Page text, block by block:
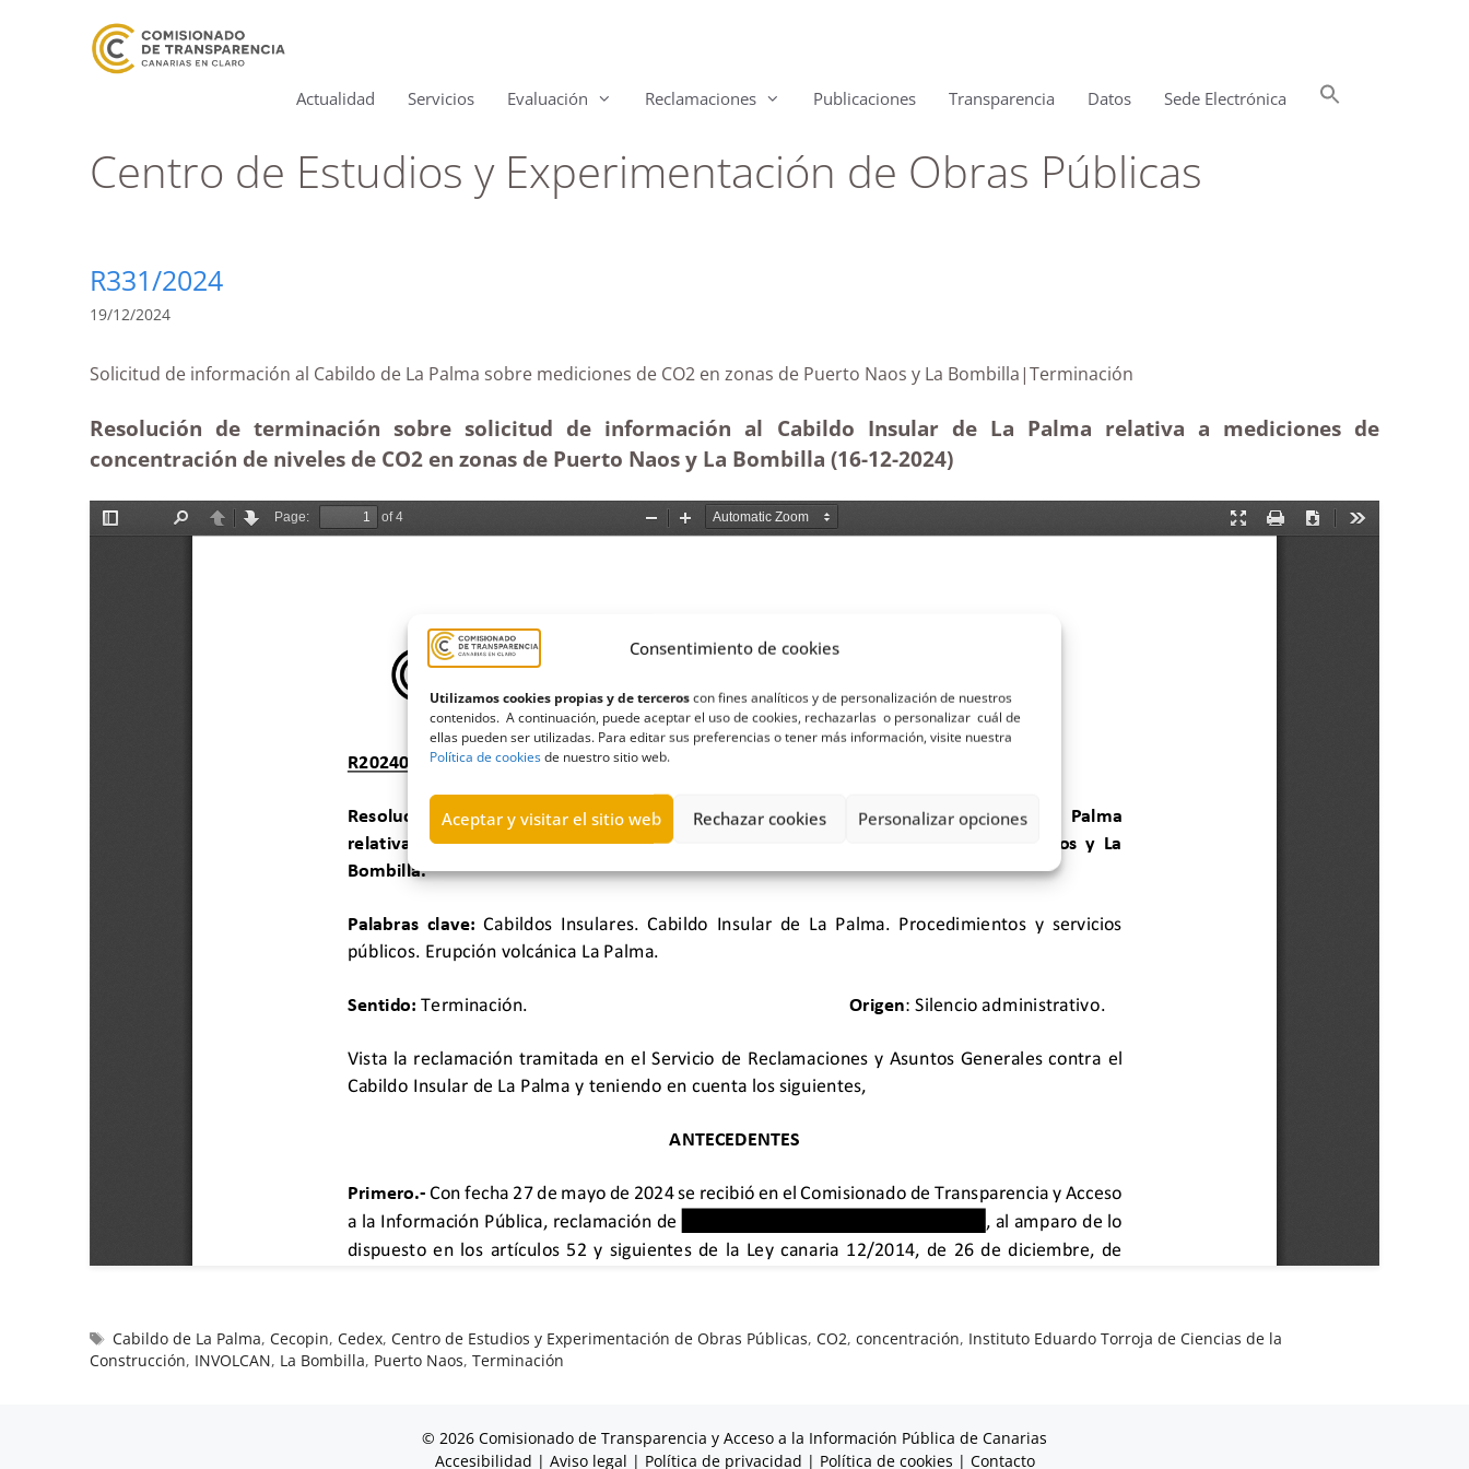
Consentimiento de cookies
Utilizamos cookies propias y de terceroscon fines analíticos y de personalización de nuestros
contenidos. A continuación, puede aceptar el uso de cookies, rechazarlas o personalizar cuál de
ellas pueden ser utilizadas. Para editar sus preferencias o tener más información, visite nuestra
Política de cookiesde nuestro sitio web.
Aceptar y visitar el sitio web Rechazar cookies Personalizar opciones
Actualidad Servicios Evaluación Reclamaciones Publicaciones Transparencia Datos Sede Electrónica
Centro de Estudios y Experimentación de Obras Públicas
R331/2024
19/12/2024
Solicitud de información al Cabildo de La Palma sobre mediciones de CO2 en zonas de Puerto Naos y La Bombilla|Terminación
Resolución de terminación sobre solicitud de información al Cabildo Insular de La Palma relativa a mediciones de
concentración de niveles de CO2 en zonas de Puerto Naos y La Bombilla (16-12-2024)
Cabildo de La Palma,Cecopin,Cedex,Centro de Estudios y Experimentación de Obras Públicas,CO2,concentración, Instituto Eduardo Torroja de Ciencias de la
Construcción, INVOLCAN, La Bombilla, Puerto Naos, Terminación
© 2026 Comisionado de Transparencia y Acceso a la Información Pública de Canarias
Accesibilidad | Aviso legal | Política de privacidad | Política de cookies | Contacto